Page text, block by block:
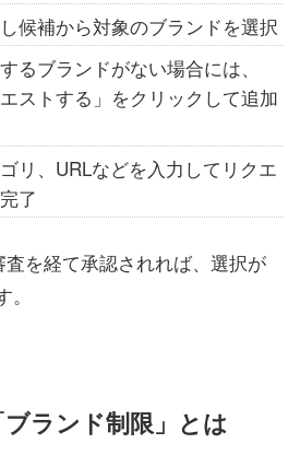
候補から対象のブランドを選択
るブランドがない場合には、
ストする」をクリックして追加
リ、URLなどを入力してリクエ
了
を経て承認されれば、選択が
ランド制限」とは